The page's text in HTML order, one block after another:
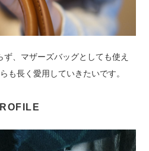
、マザーズバッグとしても使え
も長く愛用していきたいです。